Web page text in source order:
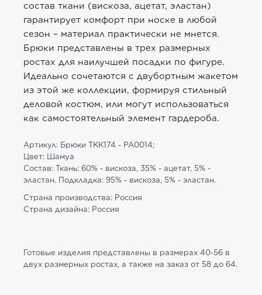
состав ткани (вискоза, ацетат, эластан)
гарантирует комфорт при носке в любой
сезон – материал практически не мнется.
Брюки представлены в трех размерных
ростах для наилучшей посадки по фигуре.
Идеально сочетаются с двубортным жакетом
из этой же коллекции, формируя стильный
деловой костюм, или могут использоваться
как самостоятельный элемент гардероба.
Артикул: Брюки TKK174 - PA0014;
Цвет: Шамуа
Состав: Ткань: 60% - вискоза, 35% - ацетат, 5% -
эластан. Подкладка: 95% - вискоза, 5% - эластан.
Страна производства: Россия
Страна дизайна: Россия
Готовые изделия представлены в размерах 40-56 в
двух размерных ростах, а также на заказ от 58 до 64.